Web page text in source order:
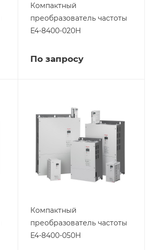
Компактный
преобразователь частоты
E4-8400-020Н
По запросу
Компактный
преобразователь частоты
E4-8400-050Н